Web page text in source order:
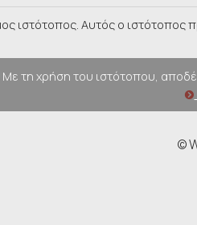
ιστότοπος. Αυτός ο
Με τη χρήση του ιστότοπου,
©